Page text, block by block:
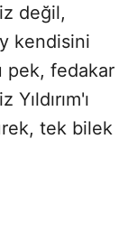
değil,
kendisini
pek, fedakar
tek bilek